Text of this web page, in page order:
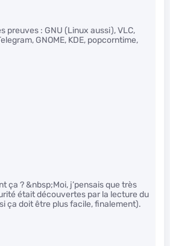
preuves : GNU (Linux aussi), VLC,
GNOME, KDE, popcorntime,
ça ? &nbsp;Moi, j’pensais que très
était découvertes par la lecture du
ça doit être plus facile, finalement).